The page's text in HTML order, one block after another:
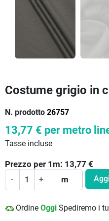
Costume grigio in
N. prodotto 26757
13,77 € per metro
Tasse incluse
Prezzo per 1 m: 13,77 €
- + m
Ordine Oggi Spediremo i